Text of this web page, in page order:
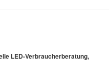
LED-Verbraucherberatung,